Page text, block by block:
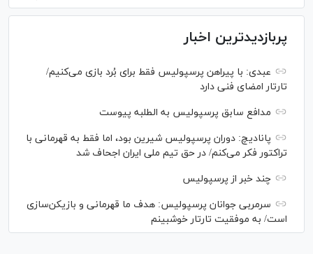
پربازدیدترین اخبار
عبدی: با پیراهن پرسپولیس فقط برای بُرد بازی می‌کنیم/
تارتار امضای فنی دارد
مدافع سابق پرسپولیس به الطلبه پیوست
پانادیچ: دوران پرسپولیس شیرین بود، اما فقط به قهرمانی با
تراکتور فکر می‌کنم/ در حق تیم ملی ایران اجحاف شد
چند خبر از پرسپولیس
سرمربی جوانان پرسپولیس: هدف ما قهرمانی و بازیکن‌سازی
است/ به موفقیت تارتار خوشبینم